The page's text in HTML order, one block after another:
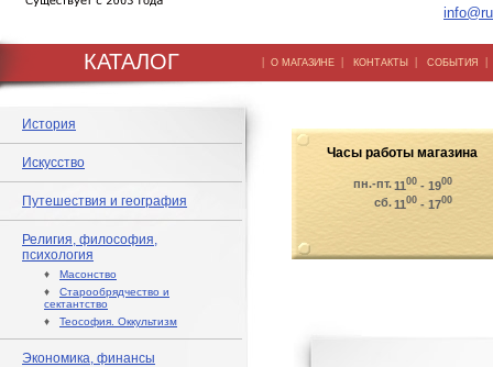
КАТАЛОГ | О МАГАЗИНЕ | КОНТАКТЫ | СОБЫТИЯ
История
Искусство
Путешествия и география
Религия, философия,
психология
♦ Масонство
♦ Старообрядчество и
сектантство
♦ Теософия. Оккультизм
Экономика, финансы
Часы работы магазина
пн.-пт.1100 - 1900
сб.1100 - 1700